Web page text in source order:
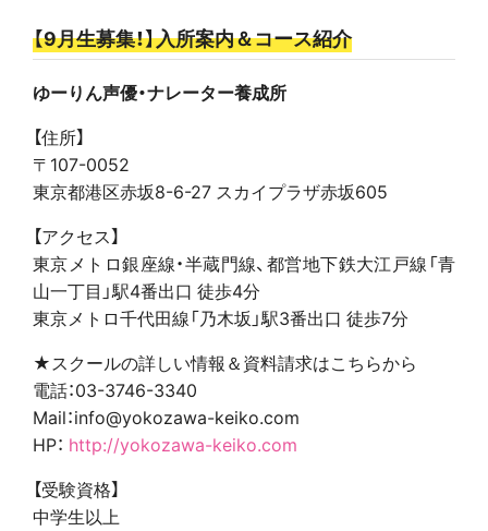
【9月生募集！】入所案内＆コース紹介
ゆーりん声優・ナレーター養成所
【住所】
〒107-0052
東京都港区赤坂8-6-27 スカイプラザ赤坂605
【アクセス】
東京メトロ銀座線・半蔵門線、都営地下鉄大江戸線「青
山一丁目」駅4番出口 徒歩4分
東京メトロ千代田線「乃木坂」駅3番出口 徒歩7分
★スクールの詳しい情報＆資料請求はこちらから
電話：03-3746-3340
Mail：info@yokozawa-keiko.com
HP： http://yokozawa-keiko.com
【受験資格】
中学生以上